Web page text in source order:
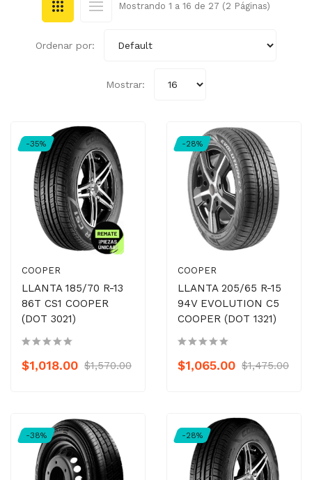
Mostrando 1 a 16 de 27 (2 Páginas)
Ordenar por:
Mostrar:
-35%
COOPER
LLANTA 185/70 R-13
86T CS1 COOPER
(DOT 3021)
$1,018.00 $1,570.00
-28%
COOPER
LLANTA 205/65 R-15
94V EVOLUTION C5
COOPER (DOT 1321)
$1,065.00 $1,475.00
-38% -28%